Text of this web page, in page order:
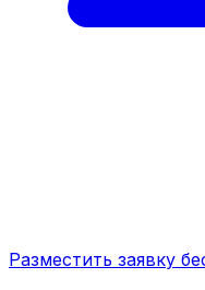
Разместить заявку